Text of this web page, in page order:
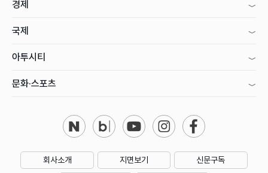
경제
국제
아투시티
문화·스포츠
회사소개 지면보기 신문구독